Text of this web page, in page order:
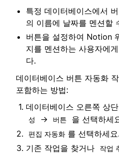
특정 데이터베이스에서
의 이름에 날짜를 멘션할
버튼을 설정하여 Notion
지를 멘션하는 사용자에
다.
데이터베이스 버튼 자동화
포함하는 방법:
데이터베이스 오른쪽 상
성
→ 버튼 을 선택하세
편집 자동화 를 선택하세
기존 작업을 찾거나
작업